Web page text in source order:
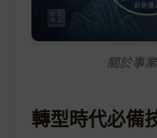
關於事
轉型時代必備